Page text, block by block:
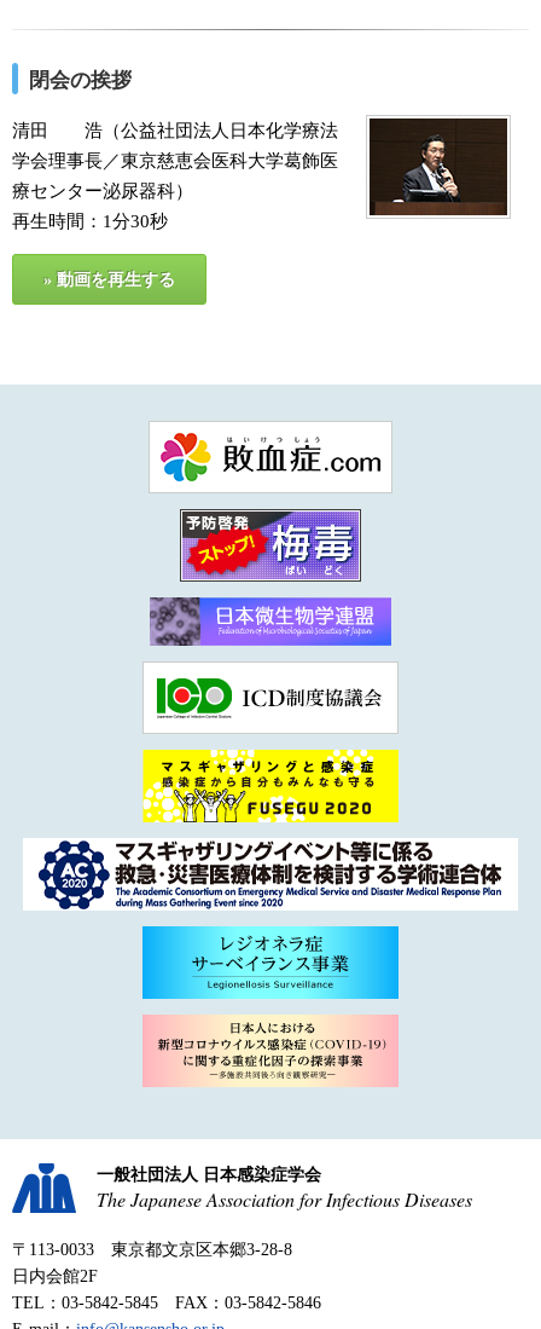
閉会の挨拶
清田 浩（公益社団法人日本化学療法
学会理事長／東京慈恵会医科大学葛飾医
療センター泌尿器科）
再生時間：1分30秒
» 動画を再生する
一般社団法人 日本感染症学会
The Japanese Association for Infectious Diseases
〒113-0033 東京都文京区本郷3-28-8
日内会館2F
TEL：03-5842-5845 FAX：03-5842-5846